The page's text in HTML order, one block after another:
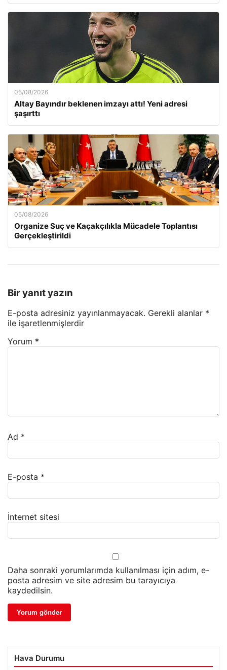
05/08/2026
Altay Bayındır beklenen imzayı attı! Yeni adresi
şaşırttı
05/08/2026
Organize Suç ve Kaçakçılıkla Mücadele Toplantısı
Gerçekleştirildi
Bir yanıt yazın
E-posta adresiniz yayınlanmayacak. Gerekli alanlar *
ile işaretlenmişlerdir
Yorum *
Ad *
E-posta *
İnternet sitesi
Daha sonraki yorumlarımda kullanılması için adım, e-
posta adresim ve site adresim bu tarayıcıya
kaydedilsin.
Hava Durumu